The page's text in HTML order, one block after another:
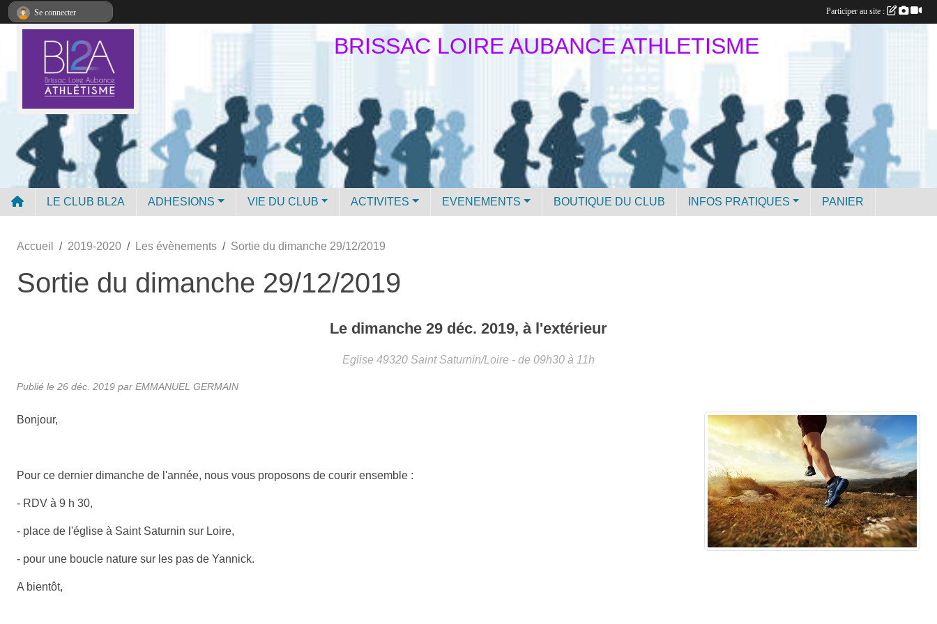
BRISSAC LOIRE AUBANCE ATHLETISME
LE CLUB BL2A ADHESIONS VIE DU CLUB ACTIVITES EVENEMENTS BOUTIQUE DU CLUB INFOS PRATIQUES PANIER
Accueil 2019-2020 Les évènements Sortie du dimanche 29/12/2019
Sortie du dimanche 29/12/2019
Le dimanche 29 déc. 2019, à l'extérieur
Eglise 49320 Saint Saturnin/Loire - de 09h30 à 11h
Publié le 26 déc. 2019 par EMMANUEL GERMAIN
Bonjour,
Pour ce dernier dimanche de l'année, nous vous proposons de courir ensemble :
- RDV à 9 h 30,
- place de l'église à Saint Saturnin sur Loire,
- pour une boucle nature sur les pas de Yannick.
A bientôt,
Se connecter Participer au site :
Panneau de gestion des cookies